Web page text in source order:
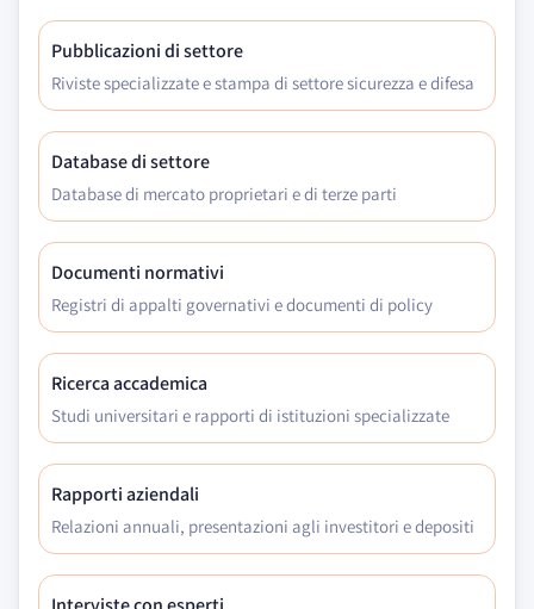
Pubblicazioni di settore
Riviste specializzate e stampa di settore sicurezza e difesa
Database di settore
Database di mercato proprietari e di terze parti
Documenti normativi
Registri di appalti governativi e documenti di policy
Ricerca accademica
Studi universitari e rapporti di istituzioni specializzate
Rapporti aziendali
Relazioni annuali, presentazioni agli investitori e depositi